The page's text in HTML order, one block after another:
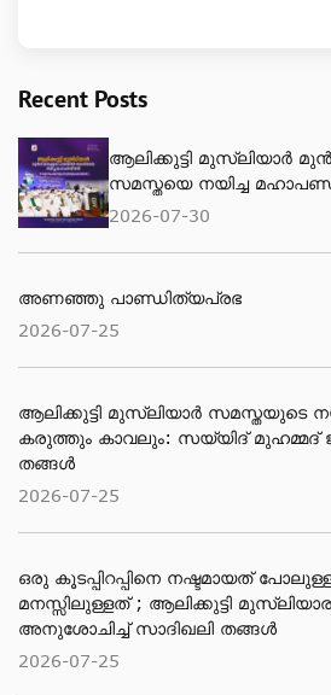
Recent Posts
ആലിക്കുട്ടി മുസ്‌ലിയാർ
സമസ്തയെ നയിച്ച
2026-07-30
അണഞ്ഞു പാണ്ഡിത്യപ്രഭ
2026-07-25
ആലിക്കുട്ടി മുസ്‌ലിയാർ സമസ്തയുടെ
കരുത്തും കാവലും: സയ്യിദ് മുഹമ്മദ്
തങ്ങൾ
2026-07-25
ഒരു കൂടപ്പിറപ്പിനെ നഷ്ടമായത്
മനസ്സിലുള്ളത് ; ആലിക്കുട്ടി
അനുശോചിച്ച് സാദിഖലി തങ്ങൾ
2026-07-25